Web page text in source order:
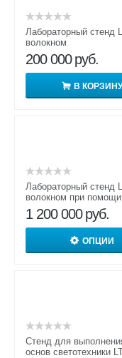
Лабораторный стенд
волокном
200 000 руб.
В КОРЗИНУ
Лабораторный стенд
волокном при помощи
1 200 000 руб.
ОПЦИИ
Стенд для
основ светотехники